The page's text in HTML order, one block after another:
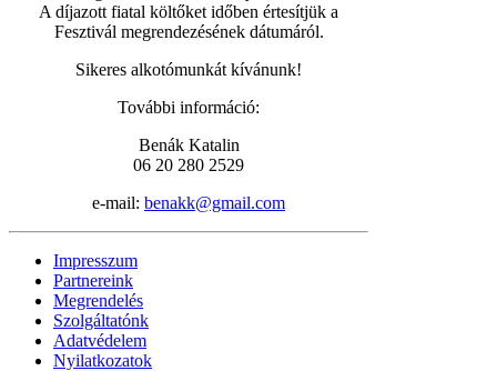
A díjazott fiatal költőket időben értesítjük a
Fesztivál megrendezésének dátumáról.
Sikeres alkotómunkát kívánunk!
További információ:
Benák Katalin
06 20 280 2529
e-mail: benakk@gmail.com
Impresszum
Partnereink
Megrendelés
Szolgáltatónk
Adatvédelem
Nyilatkozatok